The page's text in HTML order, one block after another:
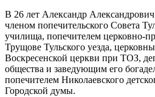
В 26 лет Александр
членом попечительского Совета
училища, попечителем церковно-
Трущове Тульского уезда,
Воскресенской церкви при ТОЗ,
общества и заведующим его
попечителем Николаевского
Городской думы.